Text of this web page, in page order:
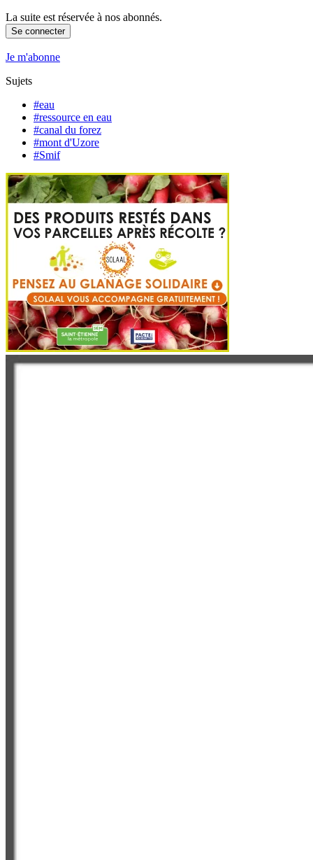
La suite est réservée à nos abonnés.
Se connecter
Je m'abonne
Sujets
#eau
#ressource en eau
#canal du forez
#mont d'Uzore
#Smif